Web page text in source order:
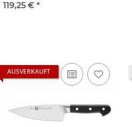
119,25 € *
AUSVERKAUFT